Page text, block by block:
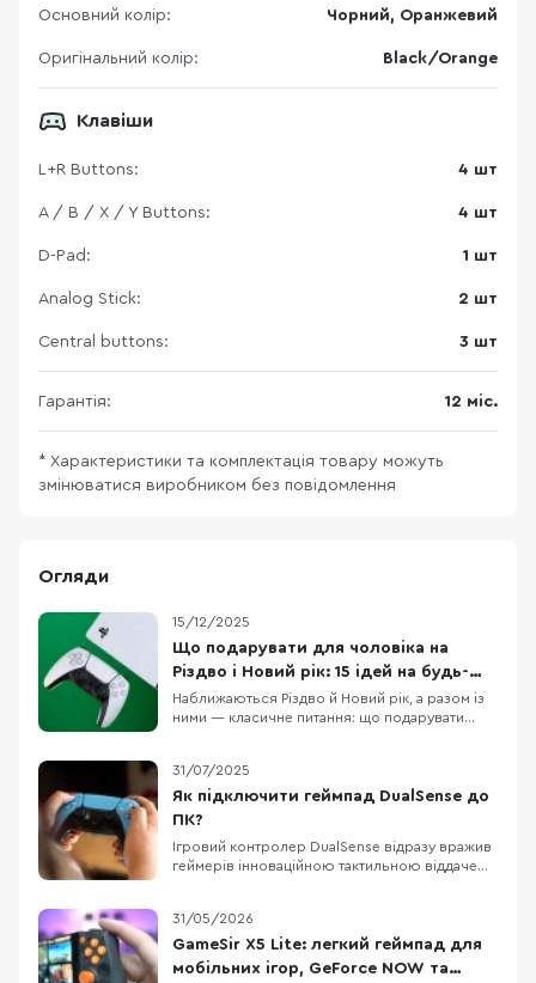
Основний колір: Чорний, Оранжевий
Оригінальний колір: Black/Orange
Клавіши
L+R Buttons: 4 шт
A / B / X / Y Buttons: 4 шт
D-Pad: 1 шт
Analog Stick: 2 шт
Central buttons: 3 шт
Гарантія: 12 міс.
* Характеристики та комплектація товару можуть
змінюватися виробником без повідомлення
Огляди
15/12/2025
Що подарувати для чоловіка на
Різдво і Новий рік: 15 ідей на будь-
який бюджет
Наближаються Різдво й Новий рік, а разом із
ними — класичне питання: що подарувати
ідей під різні сценарії життя: для геймера,
офісного працівника, спортсмена, меломана
та любителя подорожей. Тут немає
31/07/2025
Як підключити геймпад DualSense до
ПК?
Ігровий контролер DualSense відразу вражив
геймерів інноваційною тактильною віддачею
він сумісний і з комп’ютерами, ноутбуками та
навіть смартфонами. Потрібно лише
правильно під’єднати DualSense і виконати
31/05/2026
GameSir X5 Lite: легкий геймпад для
мобільних ігор, GeForce NOW та